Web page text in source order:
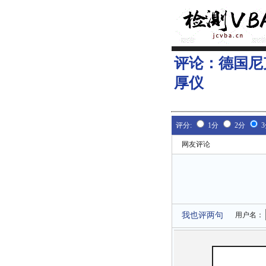
评论： 德国
厚仪
评分: 1分 2分
网友评论
我也评两句 用户名：